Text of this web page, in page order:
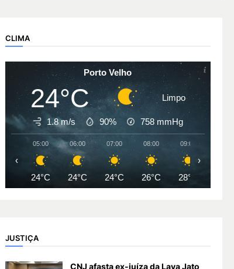
CLIMA
Porto Velho
24°C Limpo
1.8 m/s 90% 758mmHg
05:00
24°C
06:00
24°C
07:00
24°C
08:00
26°C
09:00
28°C
‹ ›
JUSTIÇA
CNJ afasta ex-juíza da Lava Jato